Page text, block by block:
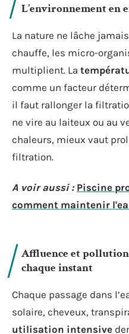
L’environnement en
La nature ne lâche
chauffe, les micro-
multiplient. La
comme un facteur
il faut rallonger la
ne vire au laiteux ou au
chaleurs, mieux vaut
filtration.
A voir aussi : Piscine
comment maintenir
Affluence et
chaque instant
Chaque passage dans
solaire, cheveux,
utilisation intensive